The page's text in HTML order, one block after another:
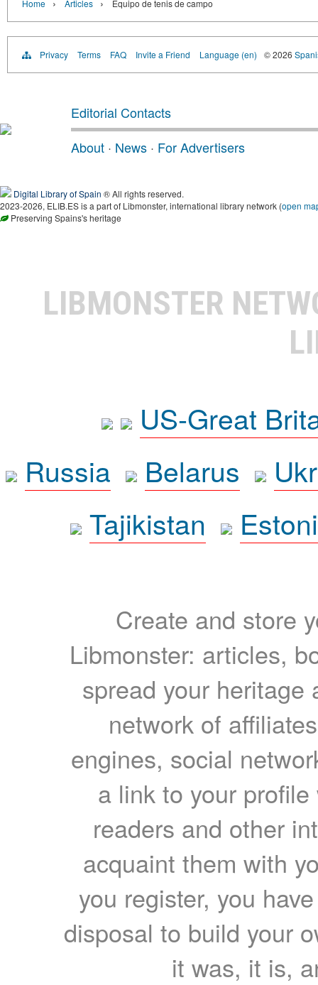
Home › Articles › Equipo de tenis de campo
Privacy Terms FAQ Invite a Friend Language (en) © 2026
Editorial Contacts
About · News · For Advertisers
Digital Library of Spain ® All rights reserved.
2023-2026, ELIB.ES is a part of Libmonster, international library network (open
Preserving Spains's heritage
LIBMONSTER
US-Great
Russia
Belarus
Tajikistan
Create and store
Libmonster: articles,
spread your heritage
network of
engines, social
a link to your
readers and other
acquaint them with
you register, you
disposal to build your
it was, it is,